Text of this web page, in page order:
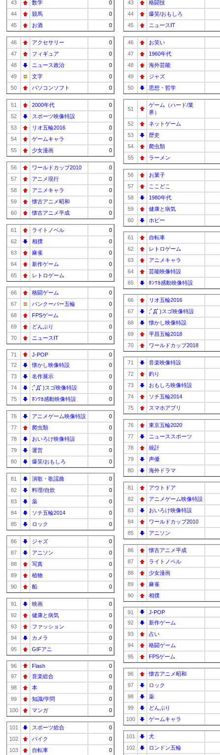
43
数学
0
44
競馬
0
45
お酒 0
46 アクセサリー
0
47
フィギュア
0
48
ニュース政治
0
49
文字
0
50
パソコンソフト 0
51 2000年代
0
52
スポーツ映像特設
0
53
リオ五輪2016
0
54
ゲームキャラ
0
55
少女漫画 0
56 ワールドカップ2010
0
57
アニメ現行
0
58
アニメキャラ
0
59
懐古アニメ昭和
0
60
懐古アニメ平成 0
61 ライトノベル
0
62
相撲
0
63
麻雀
0
64
新作ゲーム
0
65
レトロゲーム 0
66 格闘ゲーム
0
67
バンクーバー五輪
0
68
FPSゲーム
0
69
どんぶり
0
70
ニュースIT 0
71 J-POP
0
72
懐かし映像特設
0
73
名作展示
0
74
;ﾟДﾟ)スゴ映像特設
0
75
ﾎﾝﾜｶ感動映像特設 0
76 アニメゲーム映像特設
0
77
爬虫類
0
78
おいろけ映像特設
0
79
運営
0
80
爆笑/おもしろ 0
81 演歌・歌謡曲
0
82
料理/自炊
0
83
薬
0
84
ソチ五輪2014
0
85
ロック 0
86 ジャズ
0
87
アニソン
0
88
写真
0
89
植物
0
90
船 0
91 映画
0
92
健康と病気
0
93
ファッション
0
94
カメラ
0
95
GIFアニ 0
96 Flash
0
97
音楽総合
0
98
本
0
99
知識/学問
0
100
マンガ 0
101 スポーツ総合
0
102
バイク
0
103
自転車 0
43
格闘技
44
爆笑/おもしろ
45
ニュースIT
46
お笑い
47
1960年代
48
海外芸能
49
ジャズ
50
思想・哲学
51
ゲーム（ハード/業
界）
52
ネットゲーム
53
歴史
54
爬虫類
55
ラーメン
56
お菓子
57
ここどこ
58
1980年代
59
健康と病気
60
ホビー
61
自転車
62
レトロゲーム
63
アニメキャラ
64
芸能映像特設
65
ﾎﾝﾜｶ感動映像特設
66
リオ五輪2016
67
;ﾟДﾟ)スゴ映像特設
68
懐かし映像特設
69
平昌五輪2018
70
ワールドカップ2018
71
音楽映像特設
72
釣り
73
おもしろ映像特設
74
ソチ五輪2014
75
スマホアプリ
76
東京五輪2020
77
ニューススポーツ
78
統計
79
声優
80
海外ドラマ
81
アウトドア
82
アニメゲーム映像特設
83
おいろけ映像特設
84
ワールドカップ2010
85
アニソン
86
懐古アニメ平成
87
ライトノベル
88
少女漫画
89
麻雀
90
相撲
91
J-POP
92
新作ゲーム
93
占い
94
格闘ゲーム
95
FPSゲーム
96
懐古アニメ昭和
97
ロック
98
薬
99
どんぶり
100
ゲームキャラ
101
犬
102
ロンドン五輪